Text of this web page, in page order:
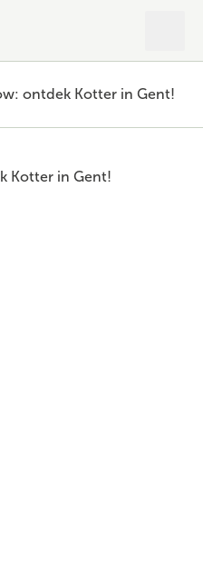
ontdek Kotter in Gent!
Kotter in Gent!